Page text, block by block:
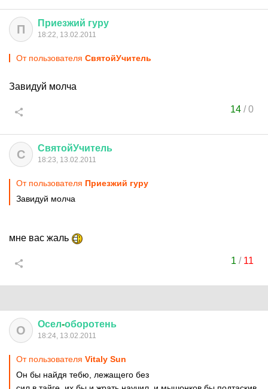
П Приезжий гуру
18:22, 13.02.2011
От пользователя СвятойУчитель
Завидуй молча
14 /0
С СвятойУчитель
18:23, 13.02.2011
От пользователя Приезжий гуру
Завидуй молча
мне вас жаль
1 / 11
О Осел-оборотень
18:24, 13.02.2011
От пользователя Vitaly Sun
Он бы найдя тебю, лежащего без